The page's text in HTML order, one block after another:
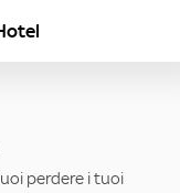
perdere i tuoi